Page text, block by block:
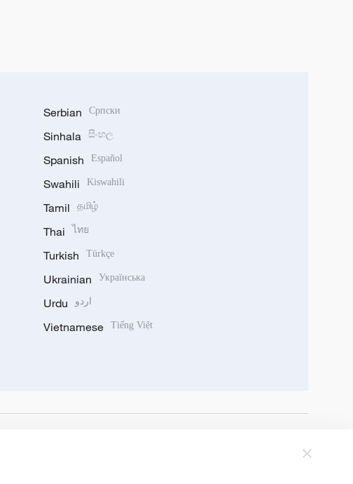
Serbian Српски
Sinhala සිංහල
Spanish Español
Swahili Kiswahili
Tamil தமிழ்
Thai ไทย
Turkish Türkçe
Ukrainian Українська
Urdu اردو
Vietnamese Tiếng Việt